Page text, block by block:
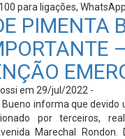
para ligações,
PIMENTA
–
em 29/jul/2022 -
informa que devido
por terceiros,
Marechal Rondon.